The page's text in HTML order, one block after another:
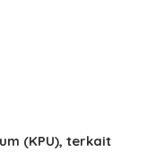
(KPU), terkait